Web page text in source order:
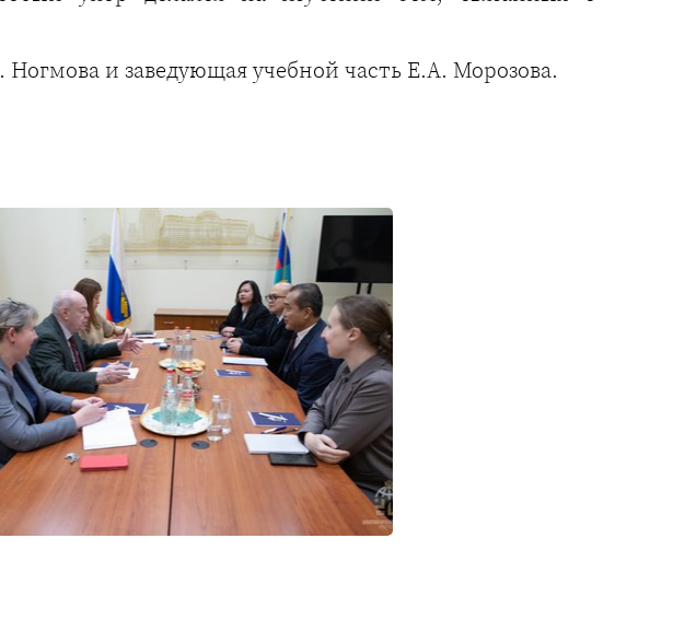
и заведующая учебной часть Е.А. Морозова.